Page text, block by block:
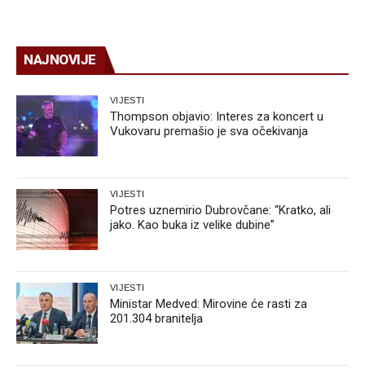
NAJNOVIJE
VIJESTI
Thompson objavio: Interes za koncert u
Vukovaru premašio je sva očekivanja
VIJESTI
Potres uznemirio Dubrovčane: “Kratko, ali
jako. Kao buka iz velike dubine”
VIJESTI
Ministar Medved: Mirovine će rasti za
201.304 branitelja